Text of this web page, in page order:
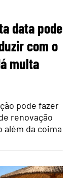
data pode
com o
multa
pode fazer
renovação
além da coima